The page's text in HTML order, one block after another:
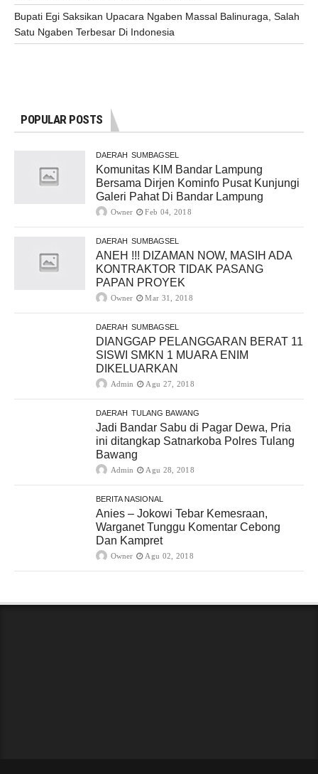
Bupati Egi Saksikan Upacara Ngaben Massal Balinuraga, Salah
Satu Ngaben Terbesar Di Indonesia
POPULAR POSTS
DAERAH SUMBAGSEL
Komunitas KIM Bandar Lampung
Bersama Dirjen Kominfo Pusat Kunjungi
Galeri Pahat Di Bandar Lampung
Owner Feb 04, 2018
DAERAH SUMBAGSEL
ANEH !!! DIZAMAN NOW, MASIH ADA
KONTRAKTOR TIDAK PASANG
PAPAN PROYEK
Owner Mar 31, 2018
DAERAH SUMBAGSEL
DIANGGAP PELANGGARAN BERAT 11
SISWI SMKN 1 MUARA ENIM
DIKELUARKAN
Admin Agu 27, 2018
DAERAH TULANG BAWANG
Jadi Bandar Sabu di Pagar Dewa, Pria
ini ditangkap Satnarkoba Polres Tulang
Bawang
Admin Agu 28, 2018
BERITA NASIONAL
Anies – Jokowi Tebar Kemesraan,
Warganet Tunggu Komentar Cebong
Dan Kampret
Owner Agu 02, 2018